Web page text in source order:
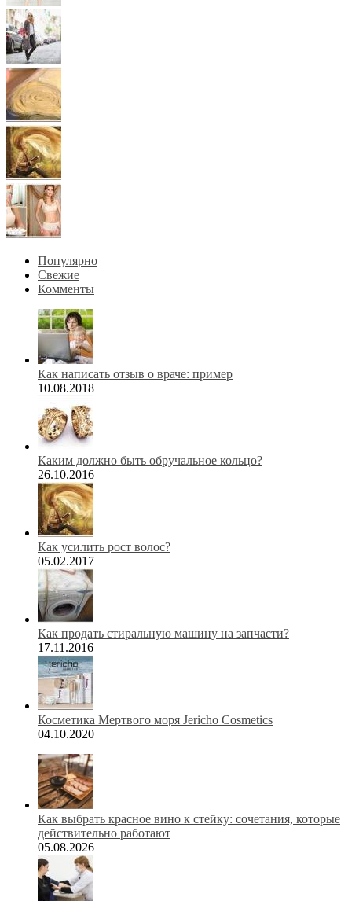
Популярно
Свежие
Комменты
Как написать отзыв о враче: пример
10.08.2018
Каким должно быть обручальное кольцо?
26.10.2016
Как усилить рост волос?
05.02.2017
Как продать стиральную машину на запчасти?
17.11.2016
Косметика Мертвого моря Jericho Cosmetics
04.10.2020
Как выбрать красное вино к стейку: сочетания, которые
действительно работают
05.08.2026